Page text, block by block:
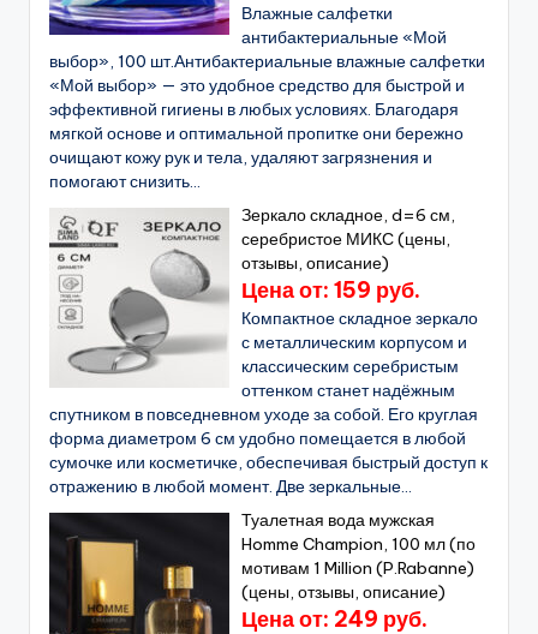
Влажные салфетки
антибактериальные «Мой
выбор», 100 шт.Антибактериальные влажные салфетки
«Мой выбор» — это удобное средство для быстрой и
эффективной гигиены в любых условиях. Благодаря
мягкой основе и оптимальной пропитке они бережно
очищают кожу рук и тела, удаляют загрязнения и
помогают снизить...
Зеркало складное, d=6 см,
серебристое МИКС (цены,
отзывы, описание)
Цена от: 159 руб.
Компактное складное зеркало
с металлическим корпусом и
классическим серебристым
оттенком станет надёжным
спутником в повседневном уходе за собой. Его круглая
форма диаметром 6 см удобно помещается в любой
сумочке или косметичке, обеспечивая быстрый доступ к
отражению в любой момент. Две зеркальные...
Туалетная вода мужская
Homme Champion, 100 мл (по
мотивам 1 Million (P.Rabanne)
(цены, отзывы, описание)
Цена от: 249 руб.